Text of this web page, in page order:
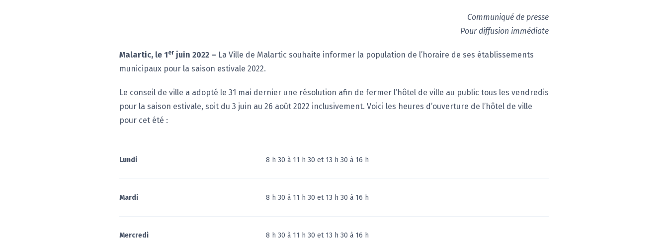
Communiqué de presse
Pour diffusion immédiate
Malartic, le 1er juin 2022 – La Ville de Malartic souhaite informer la population de l’horaire de ses établissements
municipaux pour la saison estivale 2022.
Le conseil de ville a adopté le 31 mai dernier une résolution afin de fermer l’hôtel de ville au public tous les vendredis
pour la saison estivale, soit du 3 juin au 26 août 2022 inclusivement. Voici les heures d’ouverture de l’hôtel de ville
pour cet été :
Lundi 8 h 30 à 11 h 30 et 13 h 30 à 16 h
Mardi 8 h 30 à 11 h 30 et 13 h 30 à 16 h
Mercredi 8 h 30 à 11 h 30 et 13 h 30 à 16 h